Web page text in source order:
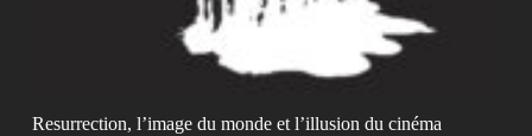
Resurrection, l’image du monde et l’illusion du cinéma